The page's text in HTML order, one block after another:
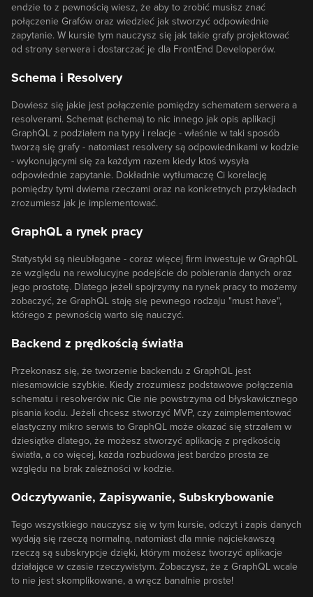
endzie to z pewnością wiesz, że aby to zrobić musisz znać
połączenie Grafów oraz wiedzieć jak stworzyć odpowiednie
zapytanie. W kursie tym nauczysz się jak takie grafy projektować
od strony serwera i dostarczać je dla FrontEnd Developerów.
Schema i Resolvery
Dowiesz się jakie jest połączenie pomiędzy schematem serwera a
resolverami. Schemat (schema) to nic innego jak opis aplikacji
GraphQL z podziałem na typy i relacje - właśnie w taki sposób
tworzą się grafy - natomiast resolvery są odpowiednikami w kodzie
- wykonującymi się za każdym razem kiedy ktoś wysyła
odpowiednie zapytanie. Dokładnie wytłumaczę Ci korelację
pomiędzy tymi dwiema rzeczami oraz na konkretnych przykładach
zrozumiesz jak je implementować.
GraphQL a rynek pracy
Statystyki są nieubłagane - coraz więcej firm inwestuje w GraphQL
ze względu na rewolucyjne podejście do pobierania danych oraz
jego prostotę. Dlatego jeżeli spojrzymy na rynek pracy to możemy
zobaczyć, że GraphQL staję się pewnego rodzaju "must have",
którego z pewnością warto się nauczyć.
Backend z prędkością światła
Przekonasz się, że tworzenie backendu z GraphQL jest
niesamowicie szybkie. Kiedy zrozumiesz podstawowe połączenia
schematu i resolverów nic Cie nie powstrzyma od błyskawicznego
pisania kodu. Jeżeli chcesz stworzyć MVP, czy zaimplementować
elastyczny mikro serwis to GraphQL może okazać się strzałem w
dziesiątke dlatego, że możesz stworzyć aplikację z prędkością
światła, a co więcej, każda rozbudowa jest bardzo prosta ze
względu na brak zależności w kodzie.
Odczytywanie, Zapisywanie, Subskrybowanie
Tego wszystkiego nauczysz się w tym kursie, odczyt i zapis danych
wydają się rzeczą normalną, natomiast dla mnie najciekawszą
rzeczą są subskrypcje dzięki, którym możesz tworzyć aplikacje
działające w czasie rzeczywistym. Zobaczysz, że z GraphQL wcale
to nie jest skomplikowane, a wręcz banalnie proste!